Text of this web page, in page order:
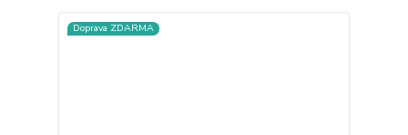
Doprava ZDARMA